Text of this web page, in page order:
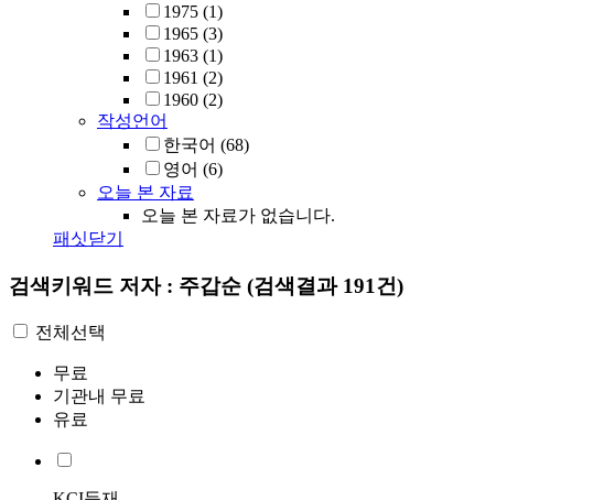
1975 (1)
1965 (3)
1963 (1)
1961 (2)
1960 (2)
작성언어
한국어 (68)
영어 (6)
오늘 본 자료
오늘 본 자료가 없습니다.
패싯닫기
검색키워드 저자 : 주갑순 (검색결과 191건)
전체선택
무료
기관내 무료
유료